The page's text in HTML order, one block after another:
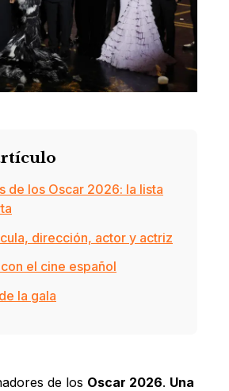
de los Oscar 2026: la lista
dirección, actor y actriz
el cine español
la gala
de los Oscar 2026. Una